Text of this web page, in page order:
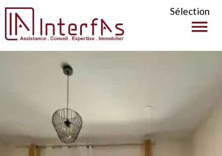
Sélection